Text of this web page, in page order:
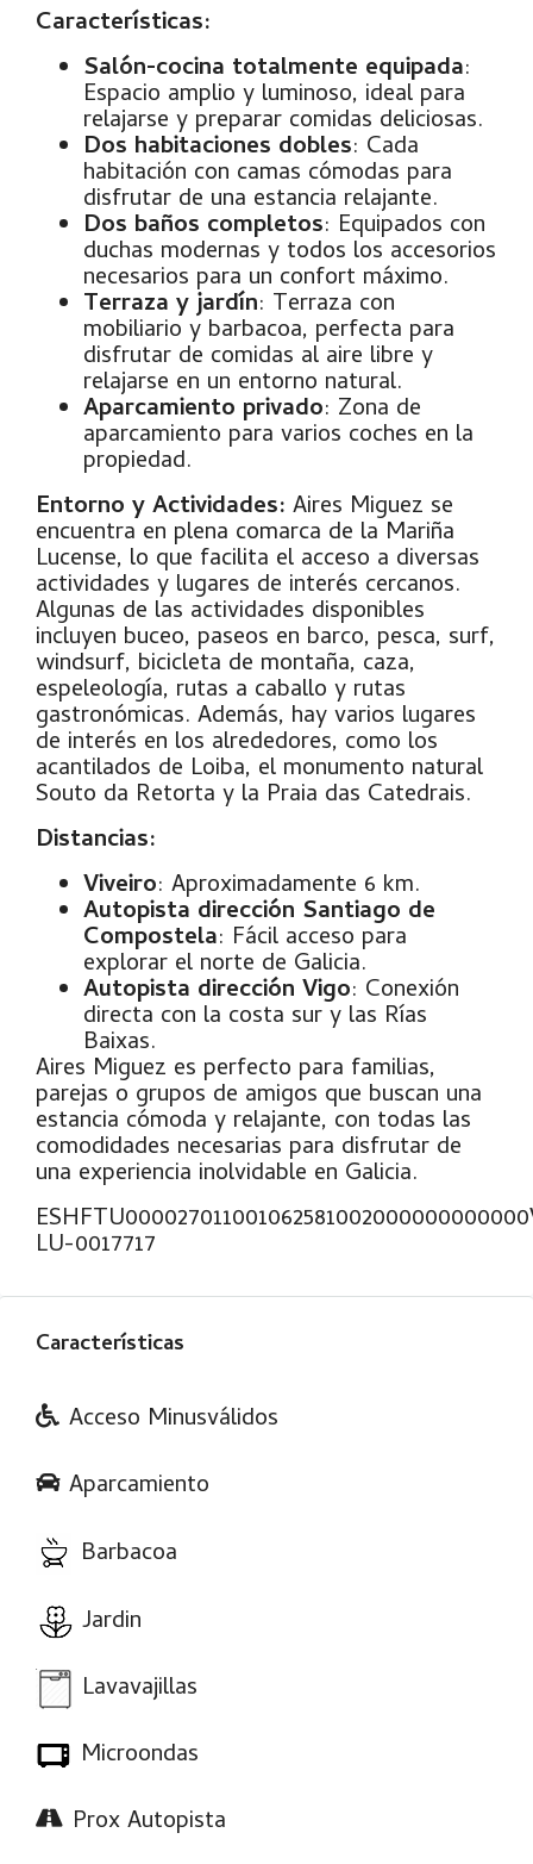
Características:
Salón-cocina totalmente equipada:
Espacio amplio y luminoso, ideal para
relajarse y preparar comidas deliciosas.
Dos habitaciones dobles: Cada
habitación con camas cómodas para
disfrutar de una estancia relajante.
Dos baños completos: Equipados con
duchas modernas y todos los accesorios
necesarios para un confort máximo.
Terraza y jardín: Terraza con
mobiliario y barbacoa, perfecta para
disfrutar de comidas al aire libre y
relajarse en un entorno natural.
Aparcamiento privado: Zona de
aparcamiento para varios coches en la
propiedad.
Entorno y Actividades: Aires Miguez se
encuentra en plena comarca de la Mariña
Lucense, lo que facilita el acceso a diversas
actividades y lugares de interés cercanos.
Algunas de las actividades disponibles
incluyen buceo, paseos en barco, pesca, surf,
windsurf, bicicleta de montaña, caza,
espeleología, rutas a caballo y rutas
gastronómicas. Además, hay varios lugares
de interés en los alrededores, como los
acantilados de Loiba, el monumento natural
Souto da Retorta y la Praia das Catedrais.
Distancias:
Viveiro: Aproximadamente 6 km.
Autopista dirección Santiago de
Compostela: Fácil acceso para
explorar el norte de Galicia.
Autopista dirección Vigo: Conexión
directa con la costa sur y las Rías
Baixas.
Aires Miguez es perfecto para familias,
parejas o grupos de amigos que buscan una
estancia cómoda y relajante, con todas las
comodidades necesarias para disfrutar de
una experiencia inolvidable en Galicia.
LU-0017717
Características
Acceso Minusválidos
Aparcamiento
Barbacoa
Jardin
Lavavajillas
Microondas
Prox Autopista